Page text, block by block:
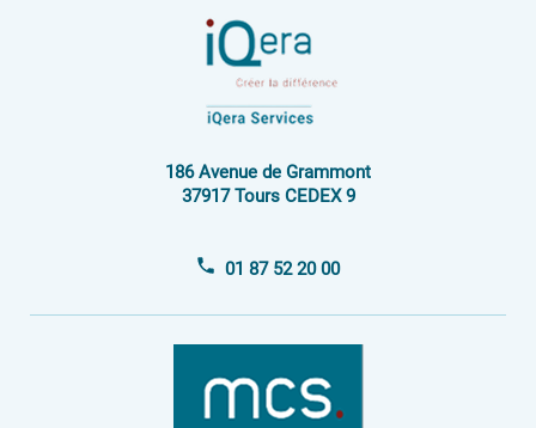
186 Avenue de Grammont
37917 Tours CEDEX 9
01 87 52 20 00